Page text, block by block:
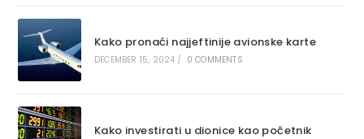
Kako pronaći najjeftinije avionske karte
DECEMBER 15, 2024 / 0 COMMENTS
Kako investirati u dionice kao početnik